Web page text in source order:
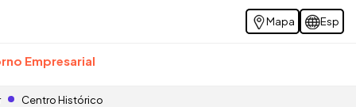
Mapa Esp
Empresarial
Centro Histórico